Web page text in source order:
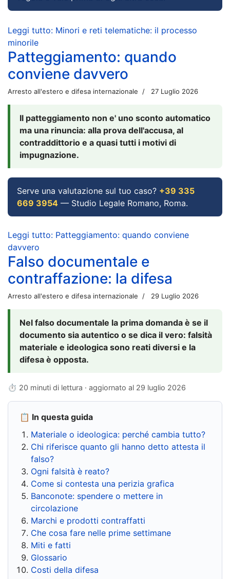
Leggi tutto: Minori e reti telematiche: il processo
minorile
Patteggiamento: quando
conviene davvero
Arresto all'estero e difesa internazionale 27 Luglio 2026
Il patteggiamento non e' uno sconto automatico
ma una rinuncia: alla prova dell'accusa, al
contraddittorio e a quasi tutti i motivi di
impugnazione.
Serve una valutazione sul tuo caso? +39 335
669 3954 — Studio Legale Romano, Roma.
Leggi tutto: Patteggiamento: quando conviene
davvero
Falso documentale e
contraffazione: la difesa
Arresto all'estero e difesa internazionale 29 Luglio 2026
Nel falso documentale la prima domanda è se il
documento sia autentico o se dica il vero: falsità
materiale e ideologica sono reati diversi e la
difesa è opposta.
⏱ 20 minuti di lettura · aggiornato al 29 luglio 2026
📋 In questa guida
Materiale o ideologica: perché cambia tutto?
Chi riferisce quanto gli hanno detto attesta il
falso?
Ogni falsità è reato?
Come si contesta una perizia grafica
Banconote: spendere o mettere in
circolazione
Marchi e prodotti contraffatti
Che cosa fare nelle prime settimane
Miti e fatti
Glossario
Costi della difesa